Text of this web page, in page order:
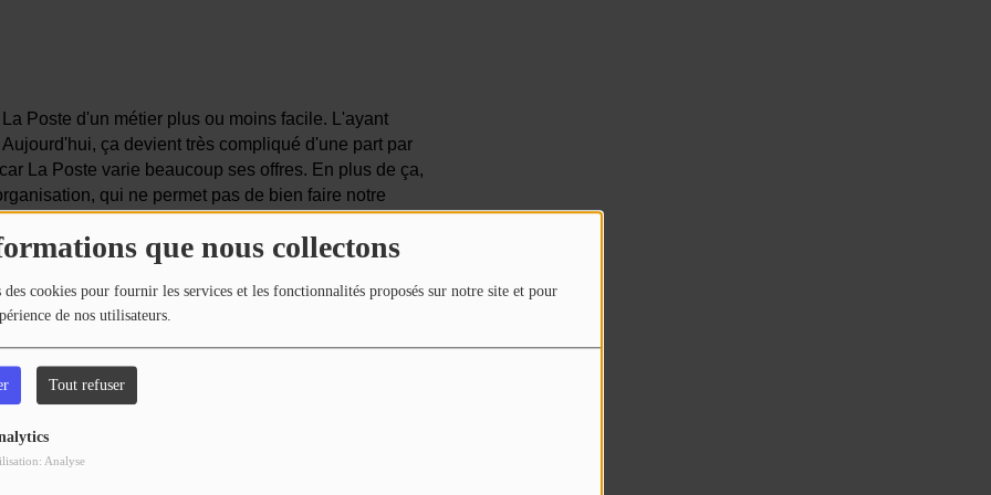
que nous collectons
cookies pour fournir les services et les fonctionnalités proposés sur notre site et pour
de nos utilisateurs.
Tout refuser
Analyse
Poste d'un métier plus ou moins facile. L'ayant
ça devient très compliqué d'une part par
La Poste varie beaucoup ses offres. En plus de ça,
qui ne permet pas de bien faire notre
réseaux sociaux qui fustigent les facteurs mais je
à travers ces réorganisations ces dernières
mais beaucoup plus de colis. Il y a beaucoup
à sa juste valeur. A la CGT on ne comprend
c'est en train de craquer à plusieurs
je suis secrétaire régional Midi-Pyrénées et j'étais